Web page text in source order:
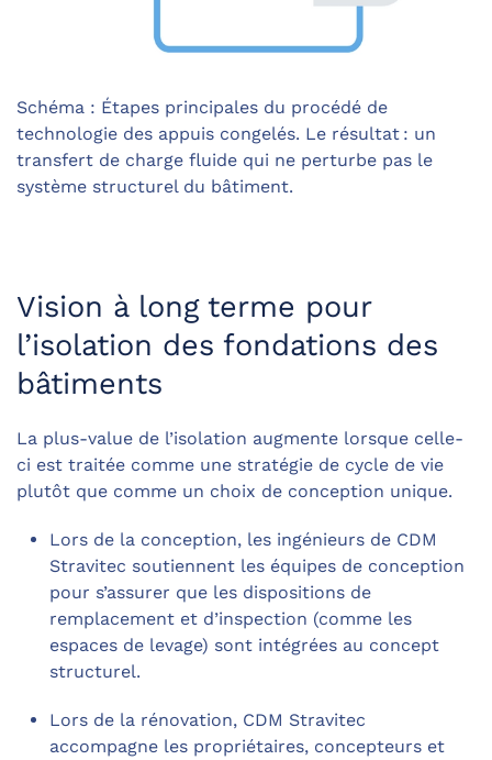
Schéma : Étapes principales du procédé de
technologie des appuis congelés. Le résultat : un
transfert de charge fluide qui ne perturbe pas le
système structurel du bâtiment.
Vision à long terme pour
l’isolation des fondations des
bâtiments
La plus-value de l’isolation augmente lorsque celle-
ci est traitée comme une stratégie de cycle de vie
plutôt que comme un choix de conception unique.
Lors de la conception, les ingénieurs de CDM
Stravitec soutiennent les équipes de conception
pour s’assurer que les dispositions de
remplacement et d’inspection (comme les
espaces de levage) sont intégrées au concept
structurel.
Lors de la rénovation, CDM Stravitec
accompagne les propriétaires, concepteurs et